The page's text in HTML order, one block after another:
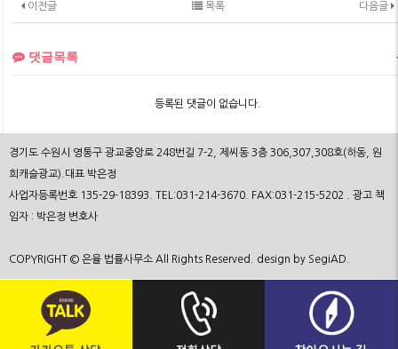
이전글 다음글
목록
댓글목록
등록된 댓글이 없습니다.
경기도 수원시 영통구 광교중앙로 248번길 7-2, 제씨동 3층 306,307,308호(하동, 원
희캐슬광교).대표 박은정
사업자등록번호 135-29-18393. TEL:031-214-3670. FAX:031-215-5202 . 광고 책
임자 : 박은정 변호사
COPYRIGHT © 은율 법률사무소 All Rights Reserved. design by SegiAD.